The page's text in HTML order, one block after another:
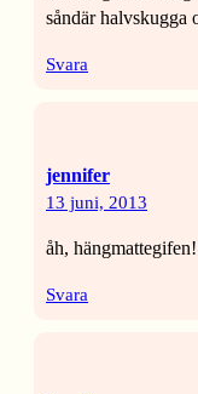
såndär halvskugga
Svara
jennifer
13 juni, 2013
åh,
Svara